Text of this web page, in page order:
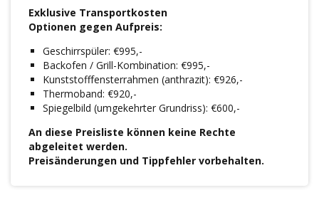
Exklusive Transportkosten
Optionen gegen Aufpreis:
Geschirrspüler: €995,-
Backofen / Grill-Kombination: €995,-
Kunststofffensterrahmen (anthrazit): €926,-
Thermoband: €920,-
Spiegelbild (umgekehrter Grundriss): €600,-
An diese Preisliste können keine Rechte
abgeleitet werden.
Preisänderungen und Tippfehler vorbehalten.